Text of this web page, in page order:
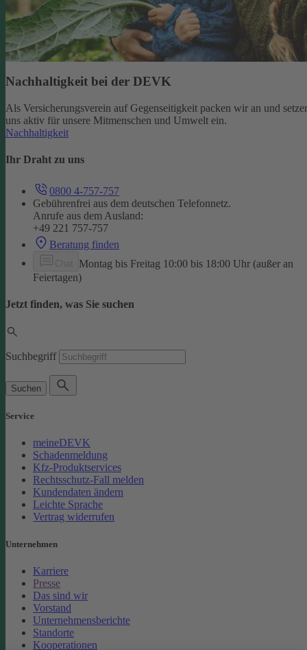
Nachhaltigkeit bei der DEVK
Als Versicherungsverein auf Gegenseitigkeit packen wir an und
uns aktiv für unsere Mitmenschen und Umwelt ein.
Nachhaltigkeit
Ihr Draht zu uns
0800 4-757-757
Gebührenfrei aus dem deutschen Telefonnetz.
Anrufe aus dem Ausland:
+49 221 757-757
Beratung finden
Montag bis Freitag 10:00 bis 18:00 Uhr (außer an
Feiertagen)
Jetzt finden, was Sie suchen
Suchbegriff
Suchen
Service
meineDEVK
Schadenmeldung
Kfz-Produktservices
Rechtsschutz-Fall melden
Kundendaten ändern
Leichte Sprache
Vertrag widerrufen
Unternehmen
Karriere
Presse
Das sind wir
Vorstand
Unternehmensberichte
Standorte
Kooperationen